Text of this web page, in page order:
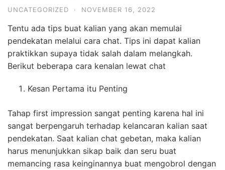
UNCATEGORIZED · NOVEMBER 16, 2022
Tentu ada tips buat kalian yang akan memulai
pendekatan melalui cara chat. Tips ini dapat kalian
praktikkan supaya tidak salah dalam melangkah.
Berikut beberapa cara kenalan lewat chat
Kesan Pertama itu Penting
Tahap first impression sangat penting karena hal ini
sangat berpengaruh terhadap kelancaran kalian saat
pendekatan. Saat kalian chat gebetan, maka kalian
harus menunjukkan sikap baik dan seru buat
memancing rasa keinginannya buat mengobrol dengan